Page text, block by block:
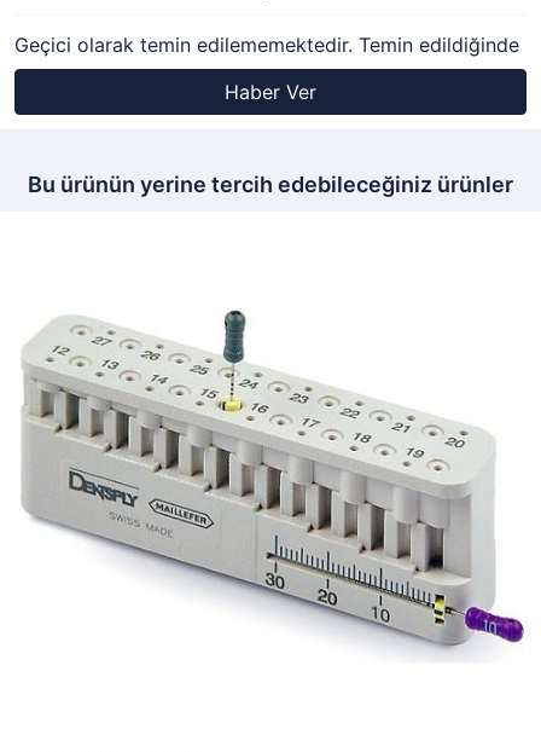
Geçici olarak temin edilememektedir. Temin edildiğinde
Haber Ver
Bu ürünün yerine tercih edebileceğiniz ürünler